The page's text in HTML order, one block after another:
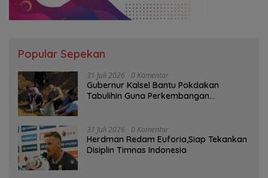
Popular Sepekan
31 Juli 2026 0 Komentar
Gubernur Kalsel Bantu Pokdakan
Tabulihin Guna Perkembangan
31 Juli 2026 0 Komentar
Herdman Redam Euforia,Siap Tekankan
Disiplin Timnas Indonesia